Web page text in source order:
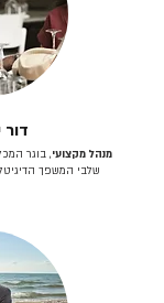
דור
מנהל מקצועי, בוגר
שלבי המשפך